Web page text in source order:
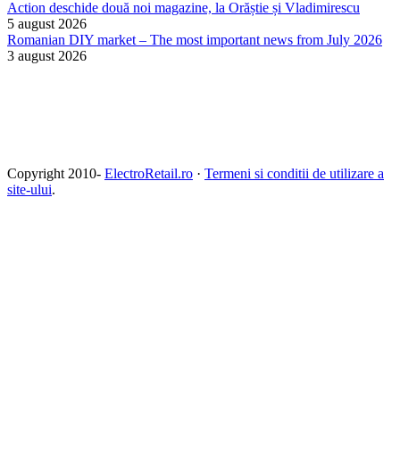
Action deschide două noi magazine, la Orăștie și Vladimirescu
5 august 2026
Romanian DIY market – The most important news from July 2026
3 august 2026
Copyright 2010- ElectroRetail.ro · Termeni si conditii de utilizare a
site-ului.